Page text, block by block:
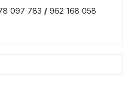
097 783 / 962 168 058